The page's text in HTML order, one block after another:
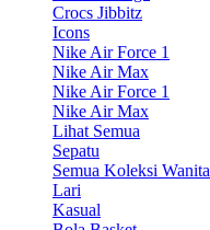
Crocs Jibbitz
Icons
Nike Air Force 1
Nike Air Max
Nike Air Force 1
Nike Air Max
Lihat Semua
Sepatu
Semua Koleksi Wanita
Lari
Kasual